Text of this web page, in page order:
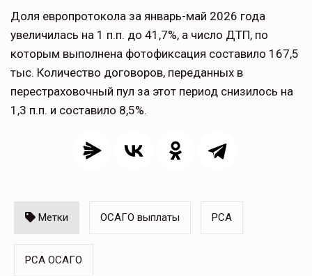
Доля европротокола за январь-май 2026 года
увеличилась на 1 п.п. до 41,7%, а число ДТП, по
которым выполнена фотофиксация составило 167,5
тыс. Количество договоров, переданных в
перестраховочный пул за этот период снизилось на
1,3 п.п. и составило 8,5%.
Метки ОСАГО выплаты РСА
РСА ОСАГО